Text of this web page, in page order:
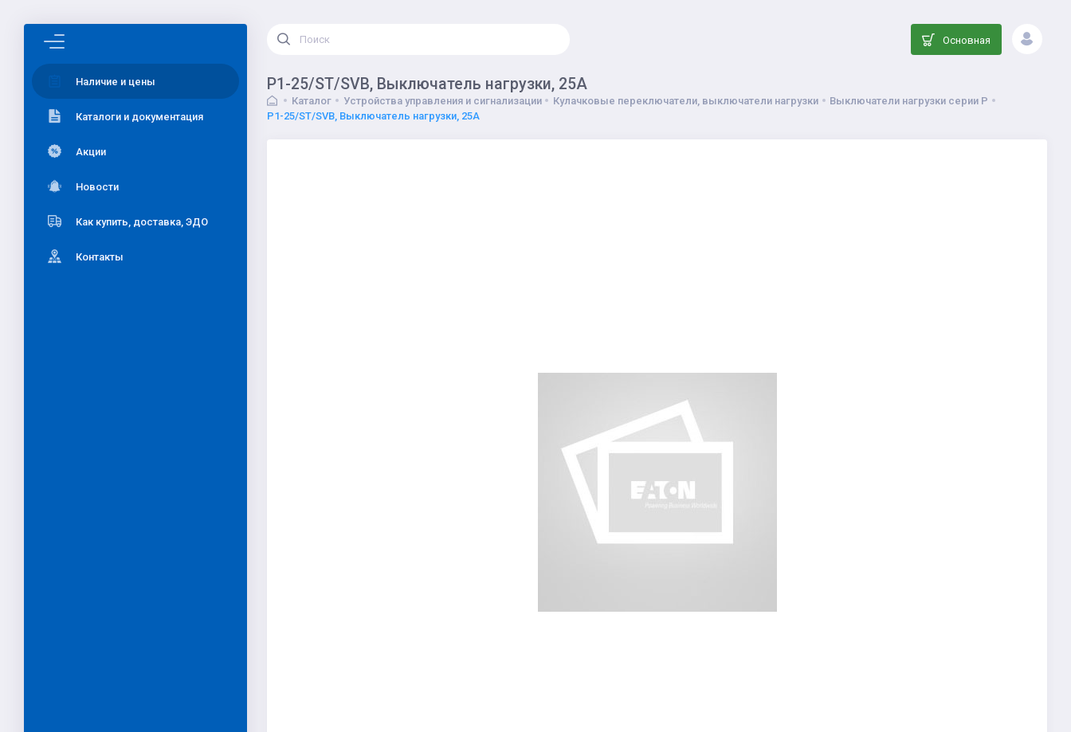
Наличие и цены
Каталоги и документация
Акции
Новости
Как купить, доставка, ЭДО
Контакты
Основная
P1-25/ST/SVB, Выключатель нагрузки, 25A
Каталог Устройства управления и сигнализации Кулачковые переключатели, выключатели нагрузки
Выключатели нагрузки серии P
P1-25/ST/SVB, Выключатель нагрузки, 25A